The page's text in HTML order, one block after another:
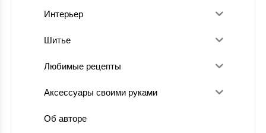
Интерьер
Шитье
Любимые рецепты
Аксессуары своими руками
Об авторе